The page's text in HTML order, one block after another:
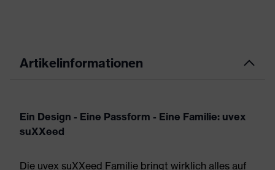
Artikelinformationen
Ein Design - Eine Passform - Eine Familie: uvex
suXXeed
Die uvex suXXeed Familie bringt wirklich alles auf